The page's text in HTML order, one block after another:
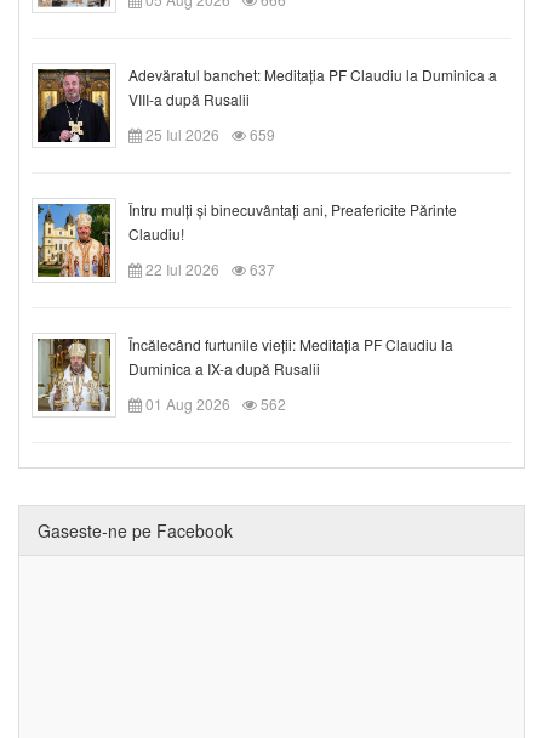
Adevăratul banchet: Meditația PF Claudiu la Duminica a
VIII-a după Rusalii
25 Iul 2026
659
Întru mulți și binecuvântați ani, Preafericite Părinte
Claudiu!
22 Iul 2026
637
Încălecând furtunile vieții: Meditația PF Claudiu la
Duminica a IX-a după Rusalii
01 Aug 2026
562
Gaseste-ne pe Facebook